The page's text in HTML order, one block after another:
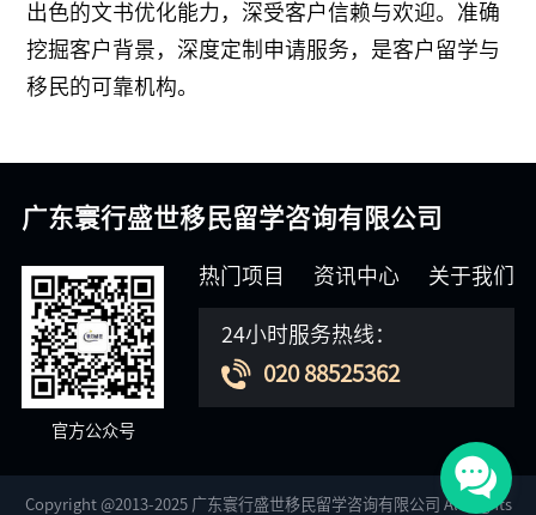
出色的文书优化能力，深受客户信赖与欢迎。准确
挖掘客户背景，深度定制申请服务，是客户留学与
移民的可靠机构。
广东寰行盛世移民留学咨询有限公司
官方公众号
热门项目 资讯中心 关于我们
24小时服务热线：
020 88525362
Copyright @2013-2025 广东寰行盛世移民留学咨询有限公司 All Rights